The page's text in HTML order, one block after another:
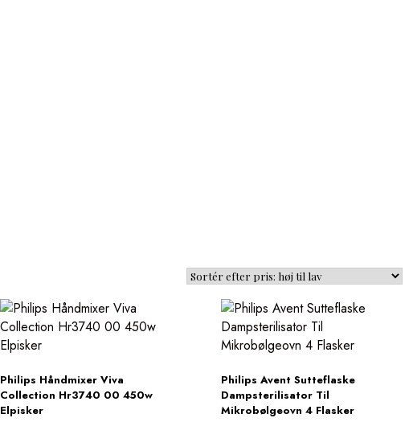
Philips Håndmixer Viva
Collection Hr3740 00 450w
Elpisker
Philips Avent Sutteflaske
Dampsterilisator Til
Mikrobølgeovn 4 Flasker